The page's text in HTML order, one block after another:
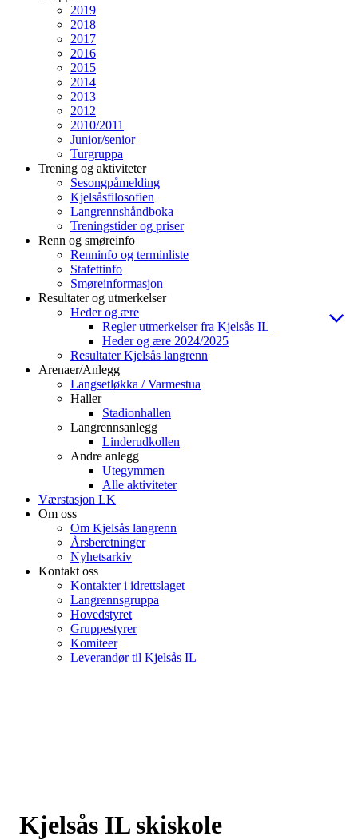
2019
2018
2017
2016
2015
2014
2013
2012
2010/2011
Junior/senior
Turgruppa
Trening og aktiviteter
Sesongpåmelding
Kjelsåsfilosofien
Langrennshåndboka
Treningstider og priser
Renn og smøreinfo
Renninfo og terminliste
Stafettinfo
Smøreinformasjon
Resultater og utmerkelser
Heder og ære
Regler utmerkelser fra Kjelsås IL
Heder og ære 2024/2025
Resultater Kjelsås langrenn
Arenaer/Anlegg
Langsetløkka / Varmestua
Haller
Stadionhallen
Langrennsanlegg
Linderudkollen
Andre anlegg
Utegymmen
Alle aktiviteter
Værstasjon LK
Om oss
Om Kjelsås langrenn
Årsberetninger
Nyhetsarkiv
Kontakt oss
Kontakter i idrettslaget
Langrennsgruppa
Hovedstyret
Gruppestyrer
Komiteer
Leverandør til Kjelsås IL
Kjelsås IL skiskole